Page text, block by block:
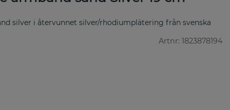
silver i återvunnet silver/rhodiumplätering från svenska
Artnr: 1823878194